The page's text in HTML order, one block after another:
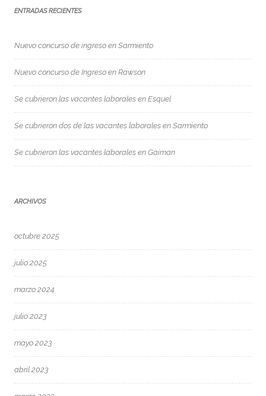
ENTRADAS RECIENTES
Nuevo concurso de ingreso en Sarmiento
Nuevo concurso de Ingreso en Rawson
Se cubrieron las vacantes laborales en Esquel
Se cubrieron dos de las vacantes laborales en Sarmiento
Se cubrieron las vacantes laborales en Gaiman
ARCHIVOS
octubre 2025
julio 2025
marzo 2024
julio 2023
mayo 2023
abril 2023